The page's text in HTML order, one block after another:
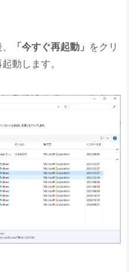
「今すぐ再起動」 をクリ
動します。